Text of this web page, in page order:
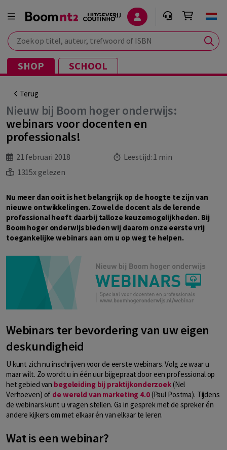
Zoek op titel, auteur, trefwoord of ISBN
SHOP SCHOOL
Terug
Nieuw bij Boom hoger onderwijs:
webinars voor docenten en
professionals!
21 februari 2018 Leestijd: 1 min
1315x gelezen
Nu meer dan ooit is het belangrijk op de hoogte te zijn van
nieuwe ontwikkelingen. Zowel de docent als de lerende
professional heeft daarbij talloze keuzemogelijkheden. Bij
Boom hoger onderwijs bieden wij daarom onze eerste vrij
toegankelijke webinars aan om u op weg te helpen.
Webinars ter bevordering van uw eigen
deskundigheid
U kunt zich nu inschrijven voor de eerste webinars. Volg ze waar u
maar wilt. Zo wordt u in één uur bijgepraat door een professional op
het gebied van begeleiding bij praktijkonderzoek(Nel
Verhoeven) of de wereld van marketing 4.0(Paul Postma). Tijdens
de webinars kunt u vragen stellen. Ga in gesprek met de spreker én
andere kijkers om met elkaar én van elkaar te leren.
Wat is een webinar?